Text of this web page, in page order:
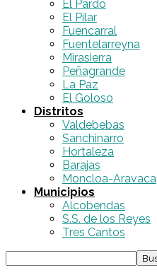
El Pardo
El Pilar
Fuencarral
Fuentelarreyna
Mirasierra
Peñagrande
La Paz
El Goloso
Distritos
Valdebebas
Sanchinarro
Hortaleza
Barajas
Moncloa-Aravaca
Municipios
Alcobendas
S.S. de los Reyes
Tres Cantos